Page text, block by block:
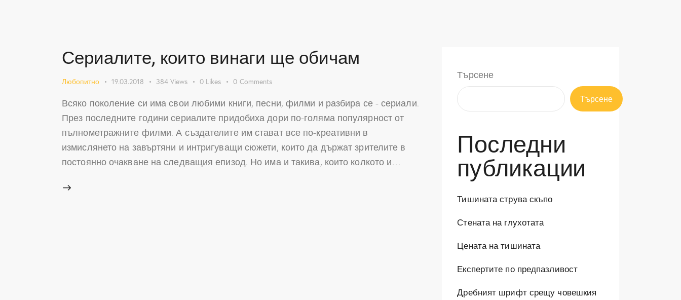
Сериалите, които винаги ще обичам
Любопитно 19.03.2018 384 Views 0 Likes 0 Comments
Всяко поколение си има свои любими книги, песни, филми и разбира се - сериали.
През последните години сериалите придобиха дори по-голяма популярност от
пълнометражните филми. А създателите им стават все по-креативни в
измислянето на завъртяни и интригуващи сюжети, които да държат зрителите в
постоянно очакване на следващия епизод. Но има и такива, които колкото и…
Търсене
Търсене
Последни
публикации
Тишината струва скъпо
Стената на глухотата
Цената на тишината
Експертите по предпазливост
Дребният шрифт срещу човешкия